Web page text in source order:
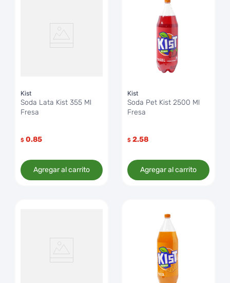
Kist
Soda Lata Kist 355 Ml
Fresa
$ 0.85
Agregar al carrito
Kist
Soda Pet Kist 2500 Ml
Fresa
$ 2.58
Agregar al carrito